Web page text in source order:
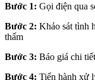
Bước 1: Gọi điện qua
Bước 2: Khảo sát tình
thấm
Bước 3: Báo giá chi
Bước 4: Tiến hành xử